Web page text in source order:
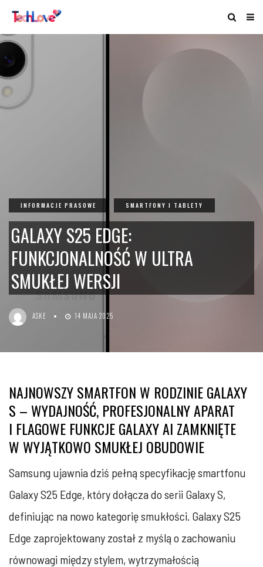
INFORMACJE PRASOWE SMARTFONY I TABLETY
GALAXY S25 EDGE:
FUNKCJONALNOŚĆ W ULTRA
SMUKŁEJ WERSJI
ASKE 14 MAJA 2025
NAJNOWSZY SMARTFON W RODZINIE GALAXY
S – WYDAJNOŚĆ, PROFESJONALNY APARAT
I FLAGOWE FUNKCJE GALAXY AI ZAMKNIĘTE
W WYJĄTKOWO SMUKŁEJ OBUDOWIE
Samsung ujawnia dziś pełną specyfikację smartfonu
Galaxy S25 Edge, który dołącza do serii Galaxy S,
definiując na nowo kategorię smukłości. Galaxy S25
Edge zaprojektowany został z myślą o zachowaniu
równowagi między stylem, wytrzymałością